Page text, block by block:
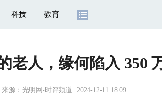
科技 教育
老人，缘何陷入 350
来源： 光明网-时评频道 2024-12-11 18:09